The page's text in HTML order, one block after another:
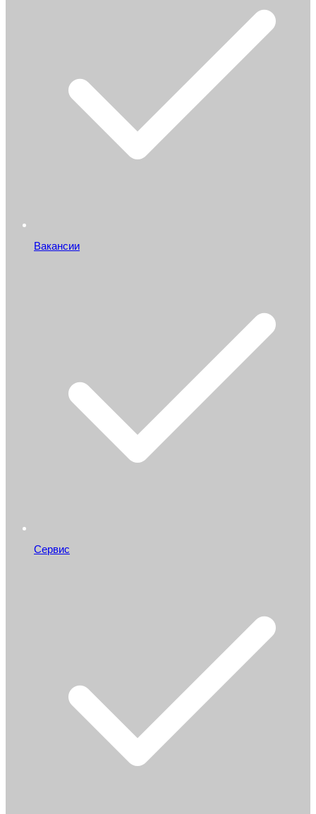
Вакансии
Сервис